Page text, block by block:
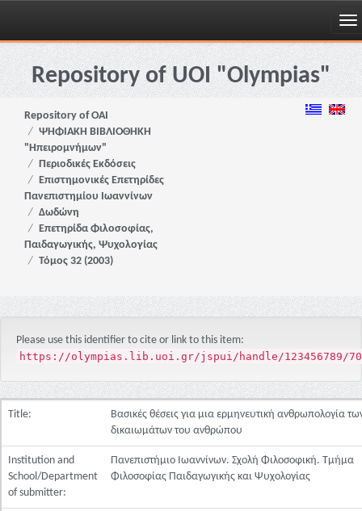
Skip
navigationRepository of UOI "Olympias"
Repository of OAI
ΨΗΦΙΑΚΗ ΒΙΒΛΙΟΘΗΚΗ
"Ηπειρομνήμων"
Περιοδικές Εκδόσεις
Επιστημονικές Επετηρίδες
Πανεπιστημίου Ιωαννίνων
Δωδώνη
Επετηρίδα Φιλοσοφίας,
Παιδαγωγικής, Ψυχολογίας
Τόμος 32 (2003)
Please use this identifier to cite or link to this item:
https://olympias.lib.uoi.gr/jspui/handle/123456789/
Title:
Βασικές θέσεις για μια ερμηνευτική ανθρωπολογία
δικαιωμάτων του ανθρώπου
Institution and
School/Department
of submitter:
Πανεπιστήμιο Ιωαννίνων. Σχολή Φιλοσοφική. Τμήμα
Φιλοσοφίας Παιδαγωγικής και Ψυχολογίας